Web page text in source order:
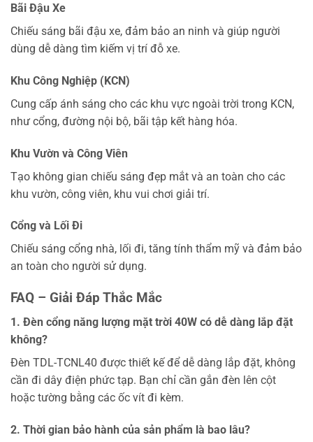
Bãi Đậu Xe
Chiếu sáng bãi đậu xe, đảm bảo an ninh và giúp người
dùng dễ dàng tìm kiếm vị trí đỗ xe.
Khu Công Nghiệp (KCN)
Cung cấp ánh sáng cho các khu vực ngoài trời trong KCN,
như cổng, đường nội bộ, bãi tập kết hàng hóa.
Khu Vườn và Công Viên
Tạo không gian chiếu sáng đẹp mắt và an toàn cho các
khu vườn, công viên, khu vui chơi giải trí.
Cổng và Lối Đi
Chiếu sáng cổng nhà, lối đi, tăng tính thẩm mỹ và đảm bảo
an toàn cho người sử dụng.
FAQ – Giải Đáp Thắc Mắc
1. Đèn cổng năng lượng mặt trời 40W có dễ dàng lắp đặt
không?
Đèn TDL-TCNL40 được thiết kế để dễ dàng lắp đặt, không
cần đi dây điện phức tạp. Bạn chỉ cần gắn đèn lên cột
hoặc tường bằng các ốc vít đi kèm.
2. Thời gian bảo hành của sản phẩm là bao lâu?